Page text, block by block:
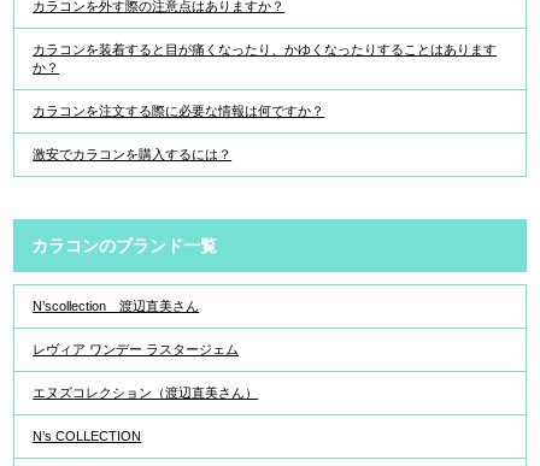
カラコンを外す際の注意点はありますか？
カラコンを装着すると目が痛くなったり、かゆくなったりすることはあります
か？
カラコンを注文する際に必要な情報は何ですか？
激安でカラコンを購入するには？
カラコンのブランド一覧
N’scollection 渡辺直美さん
レヴィア ワンデー ラスタージェム
エヌズコレクション（渡辺直美さん）
N’s COLLECTION